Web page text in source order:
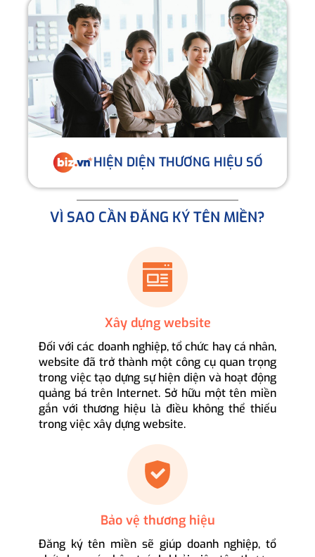
HIỆN DIỆN THƯƠNG HIỆU SỐ
VÌ SAO CẦN ĐĂNG KÝ TÊN MIỀN?
Xây dựng website
Đối với các doanh nghiệp, tổ chức hay cá nhân,
website đã trở thành một công cụ quan trọng
trong việc tạo dựng sự hiện diện và hoạt động
quảng bá trên Internet. Sở hữu một tên miền
gắn với thương hiệu là điều không thể thiếu
trong việc xây dựng website.
Bảo vệ thương hiệu
Đăng ký tên miền sẽ giúp doanh nghiệp, tổ